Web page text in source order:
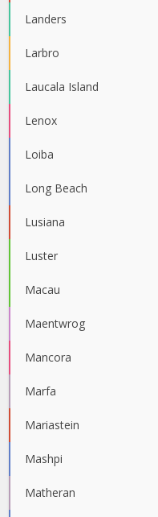
Landers
Larbro
Laucala Island
Lenox
Loiba
Long Beach
Lusiana
Luster
Macau
Maentwrog
Mancora
Marfa
Mariastein
Mashpi
Matheran